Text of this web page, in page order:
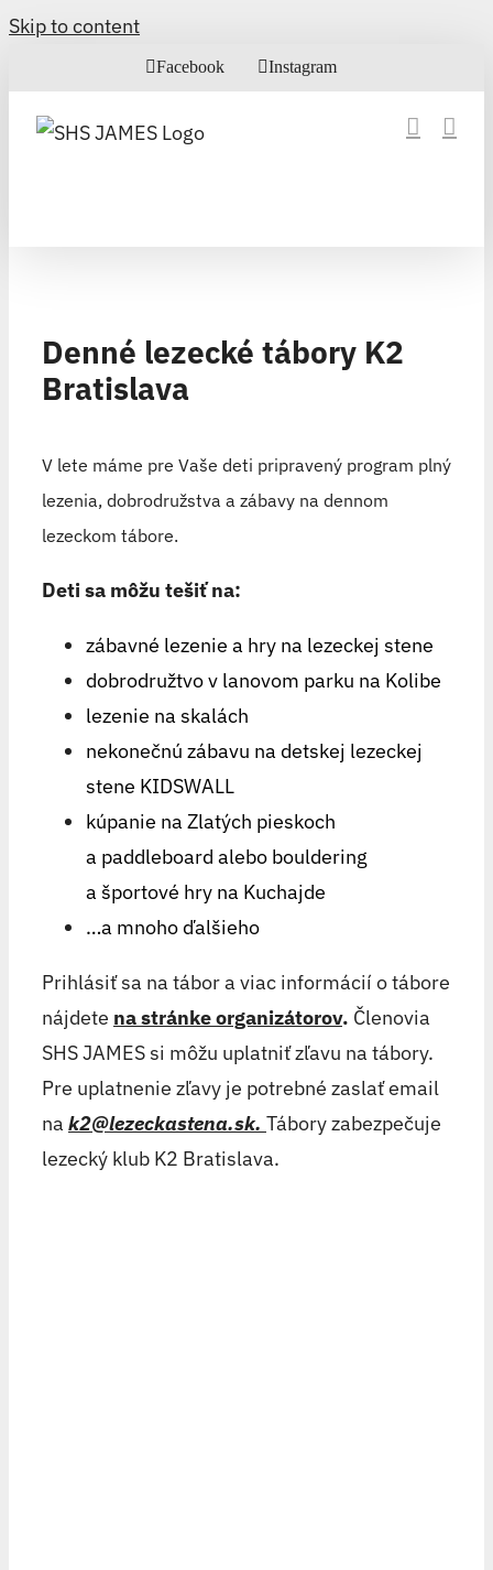
Skip to content
Facebook Instagram
Denné lezecké tábory K2
Bratislava
V lete máme pre Vaše deti pripravený program plný
lezenia, dobrodružstva a zábavy na dennom
lezeckom tábore.
Deti sa môžu tešiť na:
zábavné lezenie a hry na lezeckej stene
dobrodružtvo v lanovom parku na Kolibe
lezenie na skalách
nekonečnú zábavu na detskej lezeckej
stene KIDSWALL
kúpanie na Zlatých pieskoch
a paddleboard alebo bouldering
a športové hry na Kuchajde
…a mnoho ďalšieho
Prihlásiť sa na tábor a viac informácií o tábore
nájdete na stránke organizátorov. Členovia
SHS JAMES si môžu uplatniť zľavu na tábory.
Pre uplatnenie zľavy je potrebné zaslať email
na k2@lezeckastena.sk. Tábory zabezpečuje
lezecký klub K2 Bratislava.